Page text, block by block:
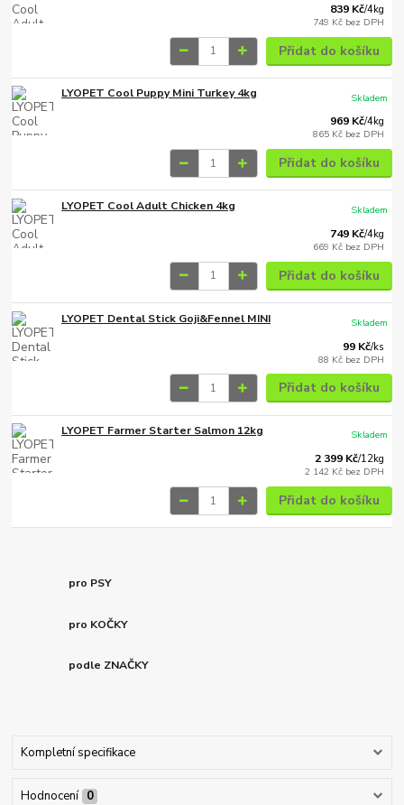
839 Kč/4kg
749 Kč bez DPH
Přidat do košíku
LYOPET Cool Puppy Mini Turkey 4kg
969 Kč/4kg
865 Kč bez DPH
Skladem
Přidat do košíku
LYOPET Cool Adult Chicken 4kg
749 Kč/4kg
669 Kč bez DPH
Skladem
Přidat do košíku
LYOPET Dental Stick Goji&Fennel MINI
99 Kč/ks
88 Kč bez DPH
Skladem
Přidat do košíku
LYOPET Farmer Starter Salmon 12kg
2 399 Kč/12kg
2 142 Kč bez DPH
Skladem
Přidat do košíku
pro PSY
pro KOČKY
podle ZNAČKY
Kompletní specifikace
Hodnocení 0